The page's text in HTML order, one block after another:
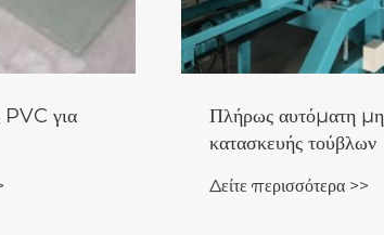
Ημιαυτόματη μηχανή
στρωτήρων μπλοκ
Δείτε περισσότερα >>